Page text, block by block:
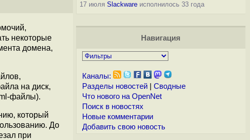
некоторые
домена,
на диск,
файлы).
который
До
при
17 июля Slackwareисполнилось 33 года
Навигация
Каналы:
Разделы новостей| Сводные
Что нового на OpenNet
Поиск в новостях
Новые комментарии
Добавить свою новость